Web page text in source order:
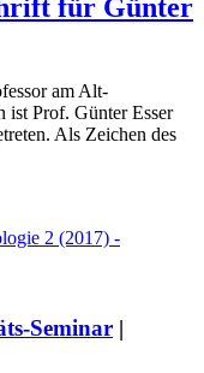
für Günter
am Alt-
ist Prof. Günter Esser
Als Zeichen des
Seminar |